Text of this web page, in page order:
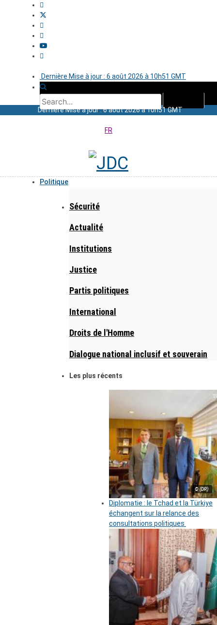
Dernière Mise à jour : 6 août 2026 à 10h51 GMT
Dernière Mise à jour : 6 août 2026 à 10h51 GMT
FR
Politique
Sécurité
Actualité
Institutions
Justice
Partis politiques
International
Droits de l'Homme
Dialogue national inclusif et souverain
Les plus récents
© (DR)
Diplomatie : le Tchad et la Türkiye
échangent sur la relance des
consultations politiques